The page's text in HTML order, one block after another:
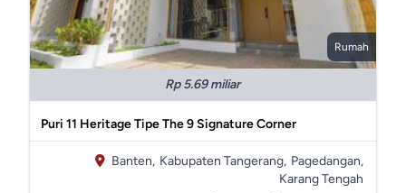
Rumah
Rp 5.69 miliar
Puri 11 Heritage Tipe The 9 Signature Corner
Banten, Kabupaten Tangerang, Pagedangan,
Karang Tengah